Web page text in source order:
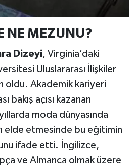
NE MEZUNU?
Dizeyi, Virginia’daki
Uluslararası İlişkiler
oldu. Akademik kariyeri
bakış açısı kazanan
moda dünyasında
elde etmesinde bu eğitimin
ifade etti. İngilizce,
ve Almanca olmak üzere